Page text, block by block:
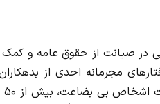
در صیانت از حقوق عامه و کمک
مجرمانه احدی از